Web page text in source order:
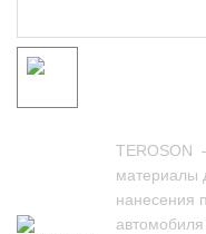
TEROSON
материалы
нанесения